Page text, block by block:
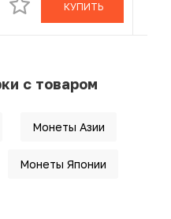
КУПИТЬ
с товаром
Монеты Азии
Монеты Японии